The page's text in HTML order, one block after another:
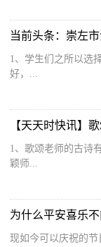
当前头条：崇左
1、学生们之所以选
好，...
【天天时快讯】
1、歌颂老师的古诗
颖师...
为什么平安喜乐
现如今可以庆祝的